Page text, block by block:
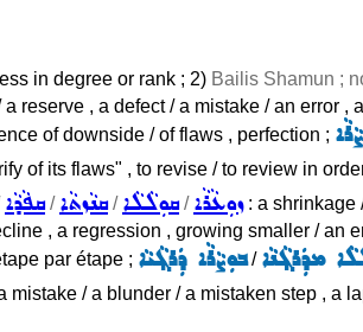
in degree or rank ; 2) Bailis Shamun ;
reserve , a defect / a mistake / an error ,
of downside / of flaws , perfection ;
of its flaws" , to revise / to review in
ܩܦܵܕܵܐ/ܩܢܵܙܬܵܐ/ܩܘܼܠܵܠܵܐ/ܙܘܼܥܵܪܵܐ: a shrinkage
, a regression , growing smaller / an
par étape ; ܒܘܼܨܵܪܵܐ ܕܲܪܓ݂ܵܝܵܐ/ ܡܕܲܪܓ݂ܵܢܵܐ
mistake / a blunder / a mistaken step , a